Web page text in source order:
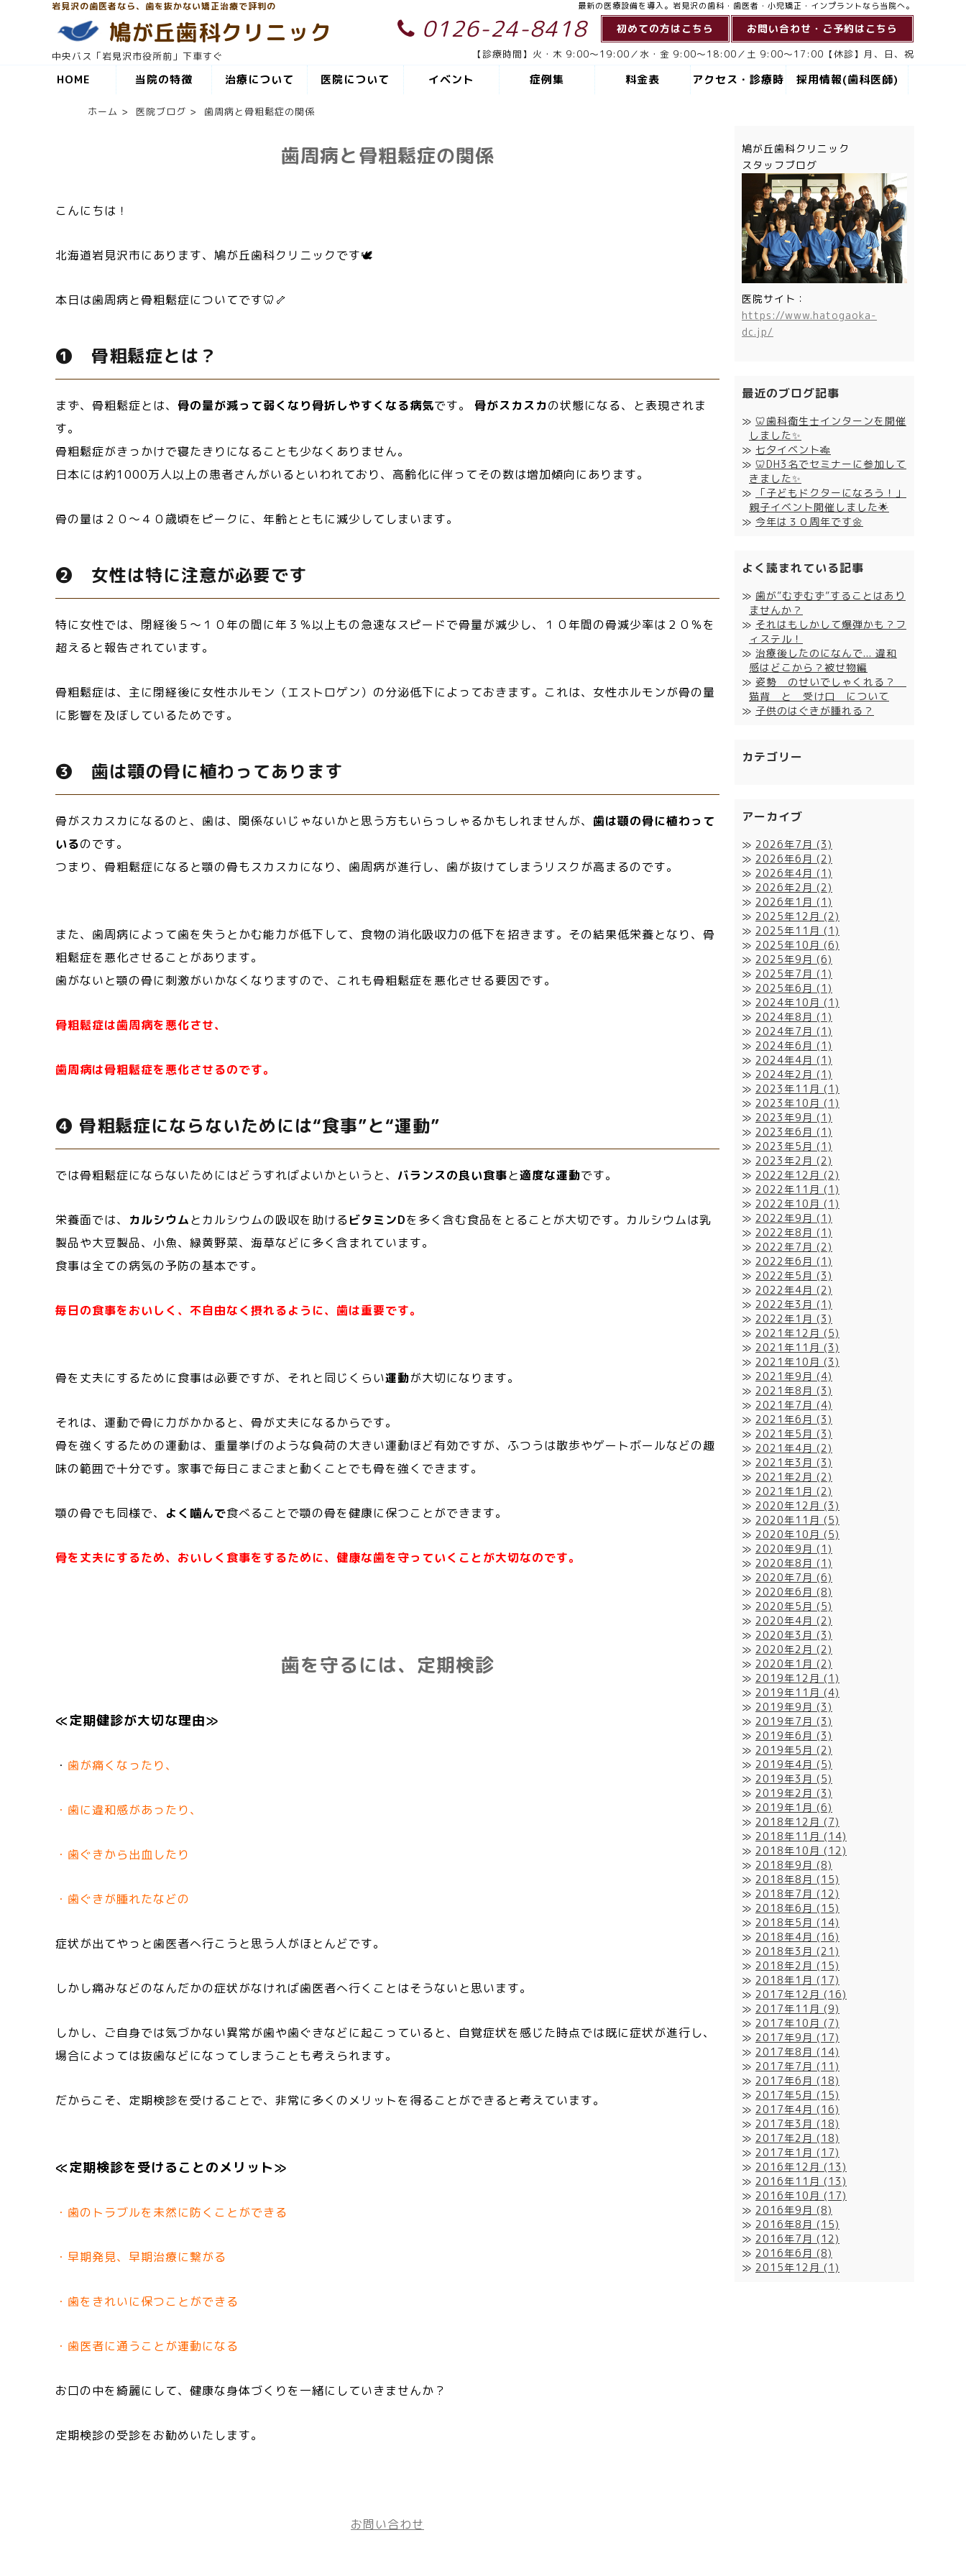
岩見沢の歯医者なら、歯を抜かない矯正治療で評判の
鳩が丘歯科クリニック
中央バス「岩見沢市役所前」下車すぐ
最新の医療設備を導入。岩見沢の歯科・歯医者・小児矯正・インプラントなら当院へ。
お問い合わせ・ご予約はこちら
初めての方はこちら
0126-24-8418
【診療時間】火・木 9:00～19:00／水・金 9:00～18:00／土 9:00～17:00【休診】月、日、祝
HOME 当院の特徴 治療について 医院について イベント 症例集 料金表
アクセス・診療時
採用情報(歯科医師)
ホーム > 医院ブログ > 歯周病と骨粗鬆症の関係
歯周病と骨粗鬆症の関係
こんにちは！
北海道岩見沢市にあります、鳩が丘歯科クリニックです🕊
本日は歯周病と骨粗鬆症についてです🦷🦴
❶ 骨粗鬆症とは？
まず、骨粗鬆症とは、 骨の量が減って弱くなり骨折しやすくなる病気です。 骨がスカスカの状態になる、と表現されま
す。
骨粗鬆症がきっかけで寝たきりになることも少なくありません。
日本には約1000万人以上の患者さんがいるといわれており、高齢化に伴ってその数は増加傾向にあります。
骨の量は２０～４０歳頃をピークに、年齢とともに減少してしまいます。
❷ 女性は特に注意が必要です
特に女性では、閉経後５～１０年の間に年３％以上もの急速なスピードで骨量が減少し、１０年間の骨減少率は２０％を
超えると報告されています。
骨粗鬆症は、主に閉経後に女性ホルモン（エストロゲン）の分泌低下によっておきます。これは、女性ホルモンが骨の量
に影響を及ぼしているためです。
❸ 歯は顎の骨に植わってあります
骨がスカスカになるのと、歯は、関係ないじゃないかと思う方もいらっしゃるかもしれませんが、 歯は顎の骨に植わって
いるのです。
つまり、骨粗鬆症になると顎の骨もスカスカになり、歯周病が進行し、歯が抜けてしまうリスクが高まるのです。
また、歯周病によって歯を失うとかむ能力が低下して、食物の消化吸収力の低下を招きます。その結果低栄養となり、骨
粗鬆症を悪化させることがあります。
歯がないと顎の骨に刺激がいかなくなりますので、これも骨粗鬆症を悪化させる要因です。
骨粗鬆症は歯周病を悪化させ、
歯周病は骨粗鬆症を悪化させるのです。
❹ 骨粗鬆症にならないためには“食事”と“運動”
では骨粗鬆症にならないためにはどうすればよいかというと、 バランスの良い食事と適度な運動です。
栄養面では、 カルシウムとカルシウムの吸収を助けるビタミンDを多く含む食品をとることが大切です。カルシウムは乳
製品や大豆製品、小魚、緑黄野菜、海草などに多く含まれています。
食事は全ての病気の予防の基本です。
毎日の食事をおいしく、不自由なく摂れるように、歯は重要です。
骨を丈夫にするために食事は必要ですが、それと同じくらい運動が大切になります。
それは、運動で骨に力がかかると、骨が丈夫になるからです。
骨を強くするための運動は、重量挙げのような負荷の大きい運動ほど有効ですが、ふつうは散歩やゲートボールなどの趣
味の範囲で十分です。家事で毎日こまごまと動くことでも骨を強くできます。
顎の骨でも同様で、 よく噛んで食べることで顎の骨を健康に保つことができます。
骨を丈夫にするため、おいしく食事をするために、健康な歯を守っていくことが大切なのです。
歯を守るには、定期検診
≪定期健診が大切な理由≫
・ 歯が痛くなったり、
・歯に違和感があったり、
・歯ぐきから出血したり
・歯ぐきが腫れたなどの
症状が出てやっと歯医者へ行こうと思う人がほとんどです。
しかし痛みなどのなんだかの症状がなければ歯医者へ行くことはそうないと思います。
しかし、ご自身では気づかない異常が歯や歯ぐきなどに起こっていると、自覚症状を感じた時点では既に症状が進行し、
場合によっては抜歯などになってしまうことも考えられます。
だからこそ、定期検診を受けることで、非常に多くのメリットを得ることができると考えています。
≪定期検診を受けることのメリット≫
・歯のトラブルを未然に防くことができる
・早期発見、早期治療に繋がる
・歯をきれいに保つことができる
・歯医者に通うことが運動になる
お口の中を綺麗にして、健康な身体づくりを一緒にしていきませんか？
定期検診の受診をお勧めいたします。
お問い合わせ
鳩が丘歯科クリニック
スタッフブログ
医院サイト：
https://www.hatogaoka-
dc.jp/
最近のブログ記事
🦷歯科衛生士インターンを開催
しました✨
七夕イベント🎋
🦷DH3名でセミナーに参加して
きました✨
「子どもドクターになろう！」
親子イベント開催しました🌟
今年は３０周年です🌼
よく読まれている記事
歯が”むずむず”することはあり
ませんか？
それはもしかして爆弾かも？フ
ィステル！
治療後したのになんで... 違和
感はどこから？被せ物編
姿勢 のせいでしゃくれる？
猫背 と 受け口 について
子供のはぐきが腫れる？
カテゴリー
アーカイブ
2026年7月 (3)
2026年6月 (2)
2026年4月 (1)
2026年2月 (2)
2026年1月 (1)
2025年12月 (2)
2025年11月 (1)
2025年10月 (6)
2025年9月 (6)
2025年7月 (1)
2025年6月 (1)
2024年10月 (1)
2024年8月 (1)
2024年7月 (1)
2024年6月 (1)
2024年4月 (1)
2024年2月 (1)
2023年11月 (1)
2023年10月 (1)
2023年9月 (1)
2023年6月 (1)
2023年5月 (1)
2023年2月 (2)
2022年12月 (2)
2022年11月 (1)
2022年10月 (1)
2022年9月 (1)
2022年8月 (1)
2022年7月 (2)
2022年6月 (1)
2022年5月 (3)
2022年4月 (2)
2022年3月 (1)
2022年1月 (3)
2021年12月 (5)
2021年11月 (3)
2021年10月 (3)
2021年9月 (4)
2021年8月 (3)
2021年7月 (4)
2021年6月 (3)
2021年5月 (3)
2021年4月 (2)
2021年3月 (3)
2021年2月 (2)
2021年1月 (2)
2020年12月 (3)
2020年11月 (5)
2020年10月 (5)
2020年9月 (1)
2020年8月 (1)
2020年7月 (6)
2020年6月 (8)
2020年5月 (5)
2020年4月 (2)
2020年3月 (3)
2020年2月 (2)
2020年1月 (2)
2019年12月 (1)
2019年11月 (4)
2019年9月 (3)
2019年7月 (3)
2019年6月 (3)
2019年5月 (2)
2019年4月 (5)
2019年3月 (5)
2019年2月 (3)
2019年1月 (6)
2018年12月 (7)
2018年11月 (14)
2018年10月 (12)
2018年9月 (8)
2018年8月 (15)
2018年7月 (12)
2018年6月 (15)
2018年5月 (14)
2018年4月 (16)
2018年3月 (21)
2018年2月 (15)
2018年1月 (17)
2017年12月 (16)
2017年11月 (9)
2017年10月 (7)
2017年9月 (17)
2017年8月 (14)
2017年7月 (11)
2017年6月 (18)
2017年5月 (15)
2017年4月 (16)
2017年3月 (18)
2017年2月 (18)
2017年1月 (17)
2016年12月 (13)
2016年11月 (13)
2016年10月 (17)
2016年9月 (8)
2016年8月 (15)
2016年7月 (12)
2016年6月 (8)
2015年12月 (1)